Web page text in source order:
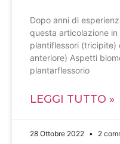
Dopo anni di
questa articolazione
plantiflessori (tricipite)
anteriore) Aspetti
plantarflessorio
LEGGI TUTTO »
28 Ottobre 2022 2